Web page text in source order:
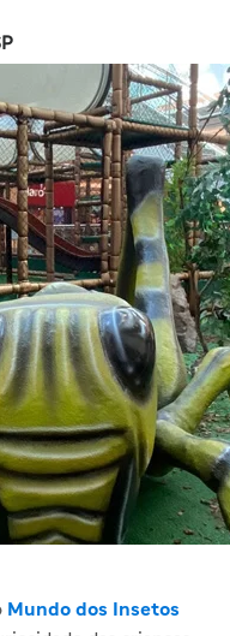
Mundo dos Insetos